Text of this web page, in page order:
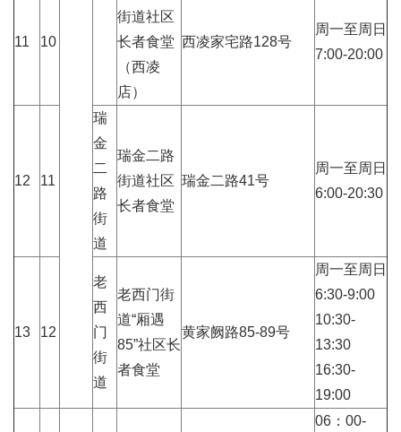
11 10
街道社区
长者食堂
（西凌
店）
西凌家宅路128号
周一至周日
7:00-20:00
12 11
瑞
金
二
路
街
道
瑞金二路
街道社区
长者食堂
瑞金二路41号
周一至周日
6:00-20:30
13 12
老
西
门
街
道
老西门街
道“厢遇
85”社区长
者食堂
黄家阙路85-89号
周一至周日
6:30-9:00
10:30-
13:30
16:30-
19:00
06：00-